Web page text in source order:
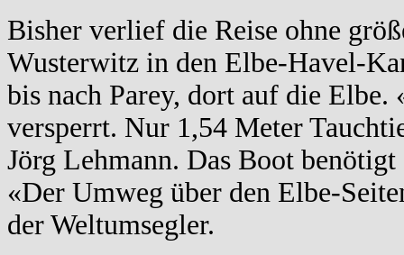
Bisher verlief die Reise ohne
Wusterwitz in den Elbe-Havel-
bis nach Parey, dort auf die
versperrt. Nur 1,54 Meter
Jörg Lehmann. Das Boot
«Der Umweg über den Elbe-
der Weltumsegler.